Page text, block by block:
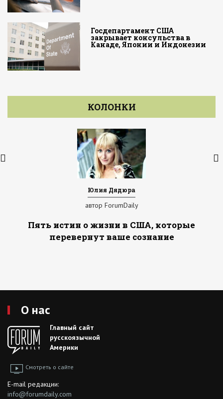
Госдепартамент США
закрывает консульства в
Канаде, Японии и Индонезии
КОЛОНКИ
Юлия Дядюра
автор ForumDaily
Пять истин о жизни в США, которые
перевернут ваше сознание
О нас
Главный сайт
русскоязычной
Америки
Смотреть о сайте
E-mail редакции:
info@forumdaily.com